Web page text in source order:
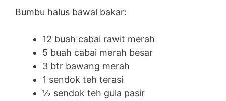
Bumbu halus bawal bakar:
12 buah cabai rawit merah
5 buah cabai merah besar
3 btr bawang merah
1 sendok teh terasi
½ sendok teh gula pasir